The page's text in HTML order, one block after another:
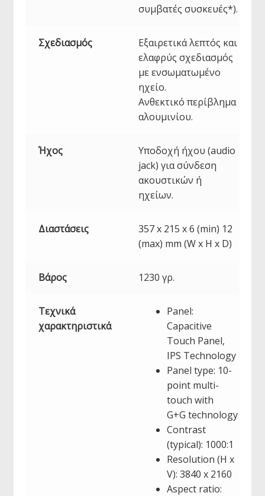
συμβατές συσκευές*).
Σχεδιασμός
Εξαιρετικά λεπτός και
ελαφρύς σχεδιασμός
με ενσωματωμένο
ηχείο.
Ανθεκτικό περίβλημα
αλουμινίου.
Ήχος
Υποδοχή ήχου (audio
jack) για σύνδεση
ακουστικών ή
ηχείων.
Διαστάσεις
357 x 215 x 6 (min) 12
(max) mm (W x H x D)
Βάρος 1230 γρ.
Τεχνικά
χαρακτηριστικά
Panel:
Capacitive
Touch Panel,
IPS Technology
Panel type: 10-
point multi-
touch with
G+G technology
Contrast
(typical): 1000:1
Resolution (H x
V): 3840 x 2160
Aspect ratio: